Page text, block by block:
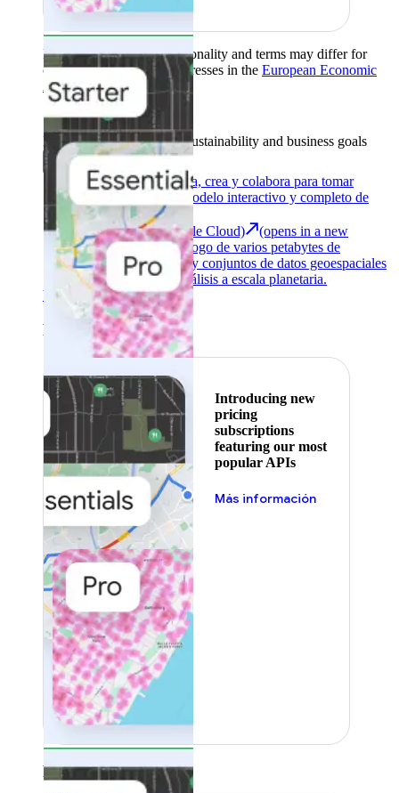
Product availability, functionality and terms may differ for
customers with billing addresses in the European Economic
Area (EEA).Learn more
HerramientasReach your sustainability and business goals
Back
Google EarthAnaliza, crea y colabora para tomar
decisiones con un modelo interactivo y completo de
nuestro mundo.
Earth Engine (Google Cloud)
(opens in a new
tab)Explora un catálogo de varios petabytes de
imágenes satelitales y conjuntos de datos geoespaciales
con funciones de análisis a escala planetaria.
Ver todos los productos
Featured
Introducing new
pricing
subscriptions
featuring our most
popular APIs
Más información
Featured